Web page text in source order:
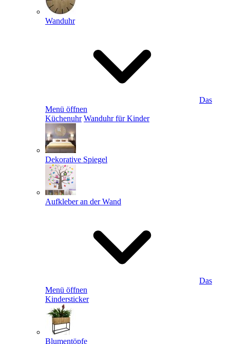
Wanduhr
Das
Menü öffnen
Küchenuhr Wanduhr für Kinder
Dekorative Spiegel
Aufkleber an der Wand
Das
Menü öffnen
Kindersticker
Blumentöpfe